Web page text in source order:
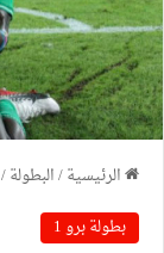
الرئيسية/البطولة/
بطولة برو 1